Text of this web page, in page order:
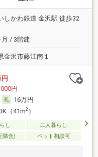
しかわ鉄道 金沢駅 徒歩32
/ 3階建
金沢市藤江南１
円
16万円
（41m2）
し
二人暮らし
隣含) ペット相談可